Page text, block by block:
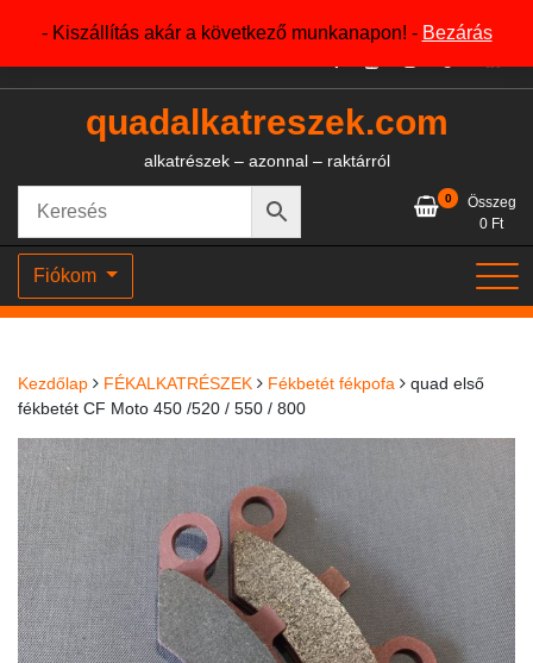
- Kiszállítás akár a következő munkanapon! - Bezárás
+36204327386
quadalkatreszek.com
alkatrészek – azonnal – raktárról
0
Összeg
0 Ft
Fiókom
Kezdőlap FÉKALKATRÉSZEK Fékbetét fékpofa
quad első
fékbetét CF Moto 450 /520 / 550 / 800